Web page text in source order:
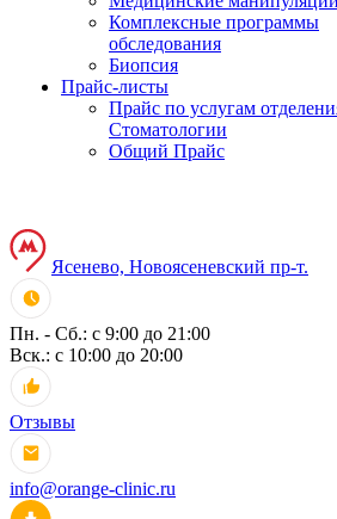
Комплексные программы
обследования
Биопсия
Прайс-листы
Прайс по услугам
Стоматологии
Общий Прайс
Ясенево, Новоясеневский пр-т.
Пн. - Сб.: с 9:00 до 21:00
Вск.: с 10:00 до 20:00
Отзывы
info@orange-clinic.ru